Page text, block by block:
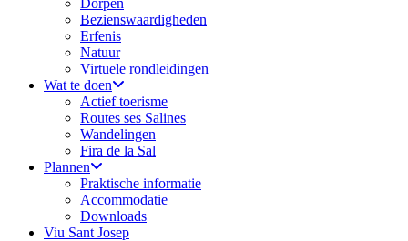
Dorpen
Bezienswaardigheden
Erfenis
Natuur
Virtuele rondleidingen
Wat te doen
Actief toerisme
Routes ses Salines
Wandelingen
Fira de la Sal
Plannen
Praktische informatie
Accommodatie
Downloads
Viu Sant Josep